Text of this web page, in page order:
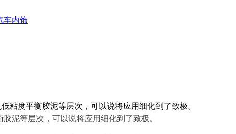
车内饰
粘度平衡胶泥等层次，可以说将应用细化到了致极。
泥等层次，可以说将应用细化到了致极。